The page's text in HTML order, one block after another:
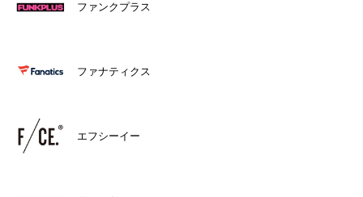
ファンクプラス
ファナティクス
エフシーイー